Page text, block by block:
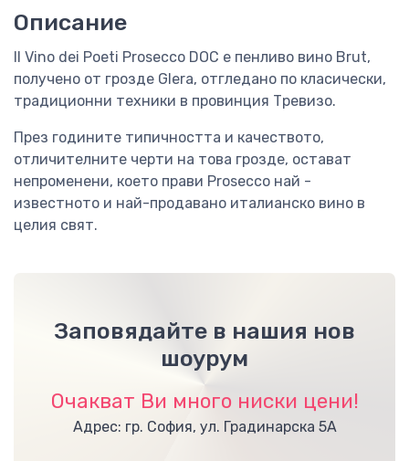
Описание
Il Vino dei Poeti Prosecco DOC е пенливо вино Brut,
получено от грозде Glera, отгледано по класически,
традиционни техники в провинция Тревизо.
През годините типичността и качеството,
отличителните черти на това грозде, остават
непроменени, което прави Prosecco най -
известното и най-продавано италианско вино в
целия свят.
Заповядайте в нашия нов
шоурум
Очакват Ви много ниски цени!
Адрес: гр. София, ул. Градинарска 5А